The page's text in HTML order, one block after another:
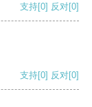
支持[0] 反对[0]
支持[0] 反对[0]